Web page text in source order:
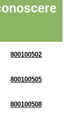
800100502
800100505
800100508